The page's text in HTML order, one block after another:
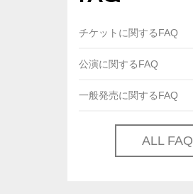
チケットに関するFAQ
公演に関するFAQ
一般発売に関するFAQ
ALL FAQ